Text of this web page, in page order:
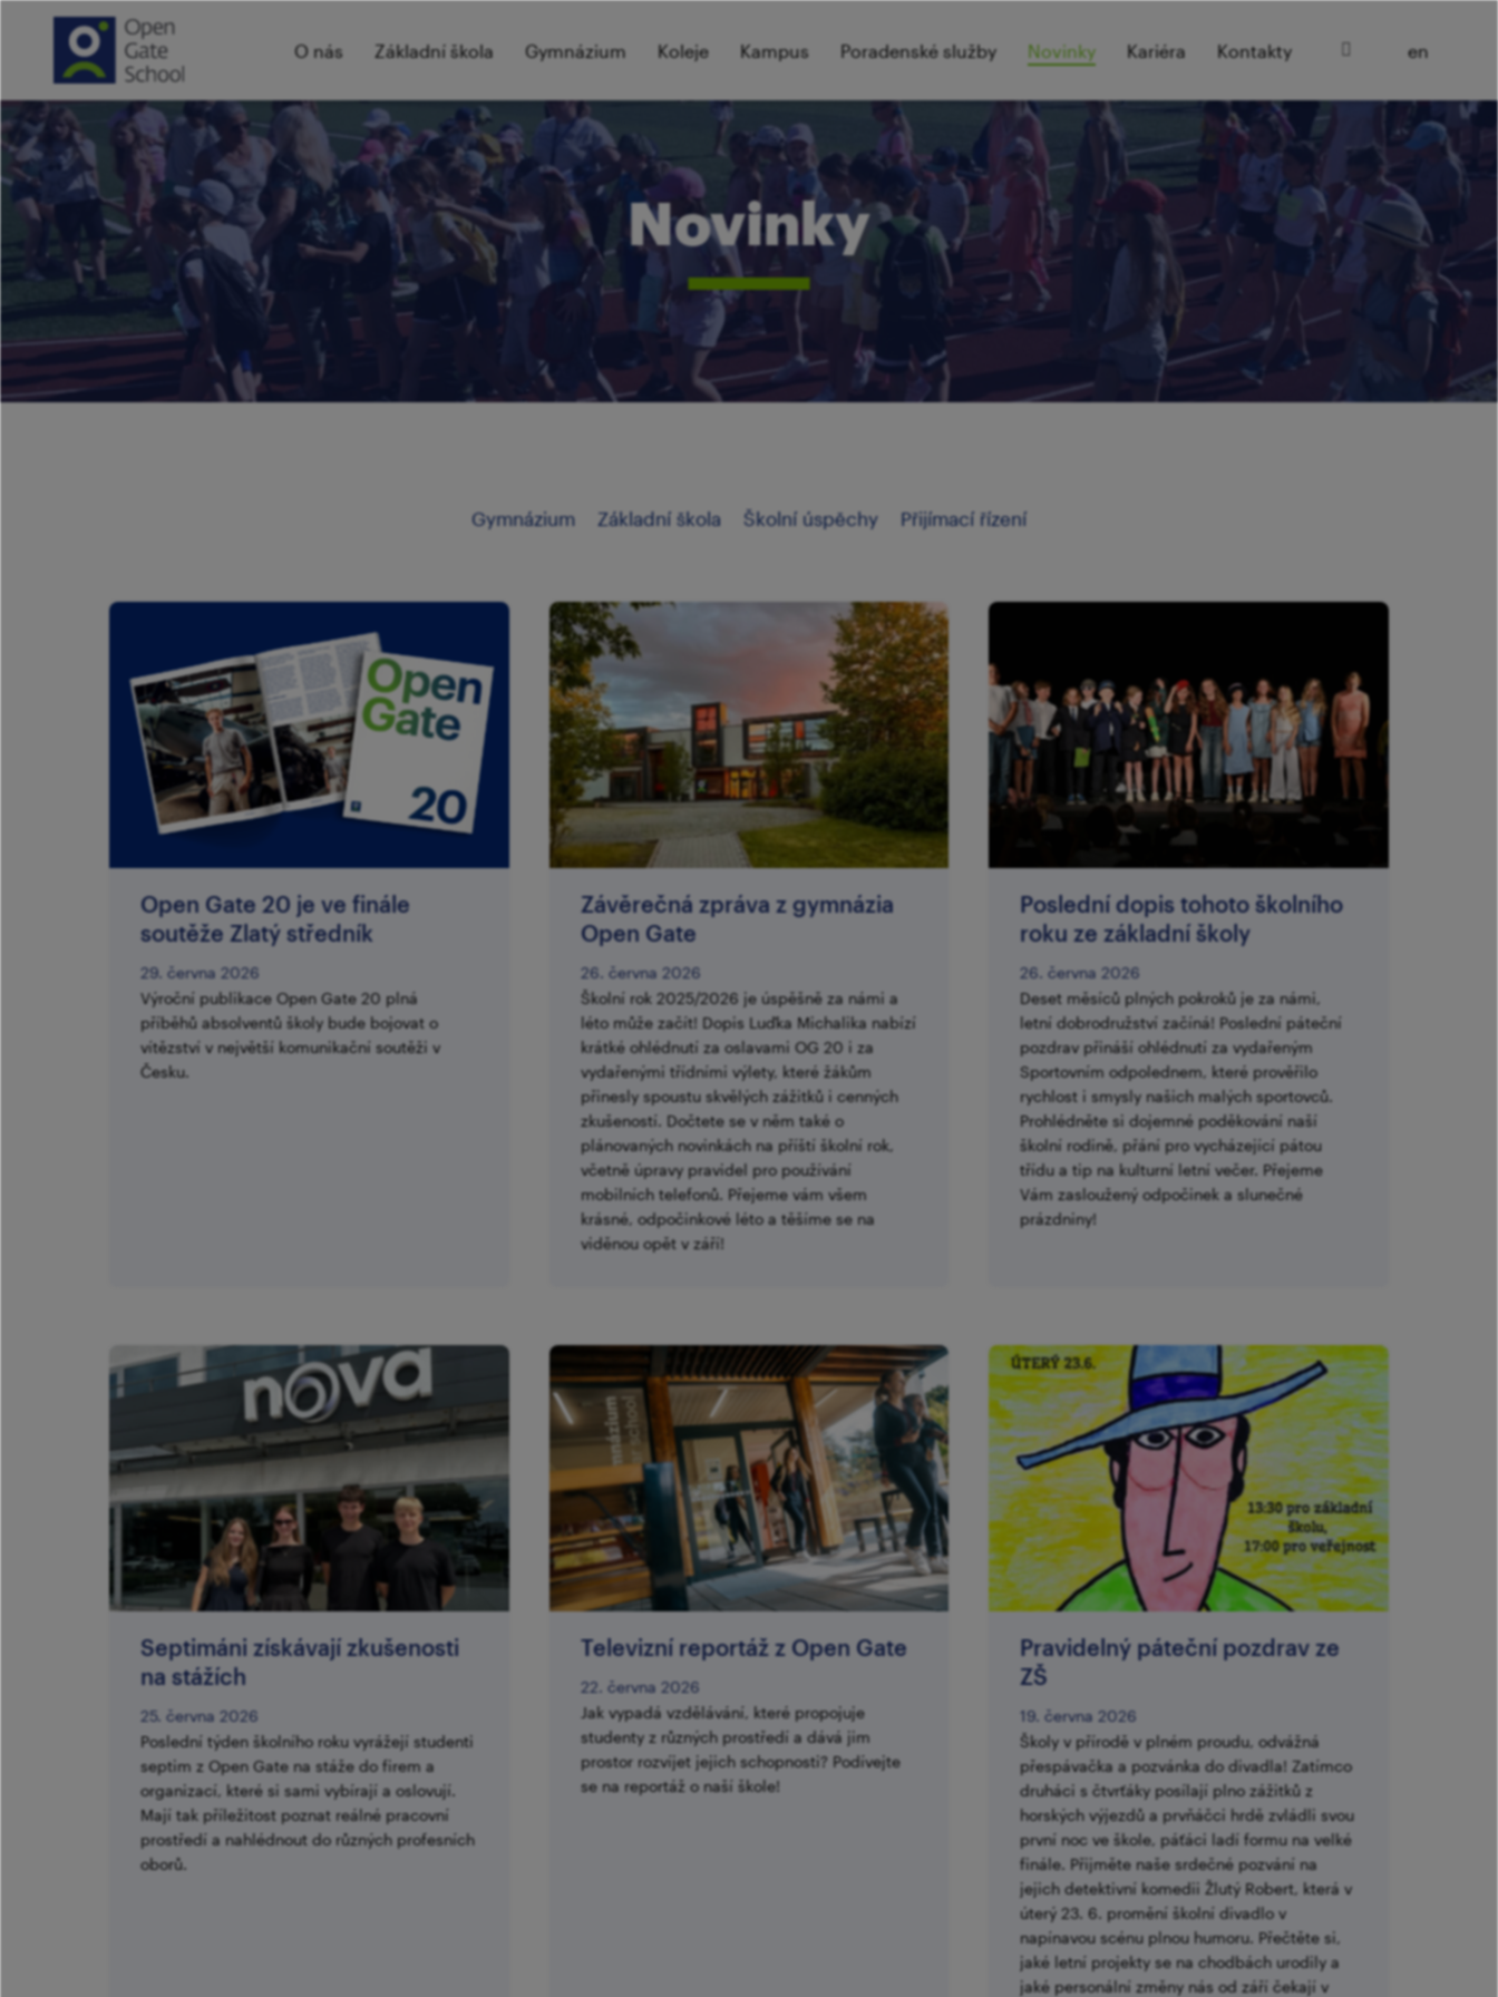
O nás Základní škola Gymnázium Koleje Kampus Poradenské služby Novinky Kariéra Kontakty cz
en
Novinky
Gymnázium Základní škola Školní úspěchy Přijímací řízení
Open Gate 20 je ve finále
soutěže Zlatý středník
29. června 2026
Výroční publikace Open Gate 20 plná
příběhů absolventů školy bude bojovat o
vítězství v největší komunikační soutěži v
Česku.
Závěrečná zpráva z gymnázia
Open Gate
26. června 2026
Školní rok 2025/2026 je úspěšně za námi a
léto může začít! Dopis Luďka Michalika nabízí
krátké ohlédnutí za oslavami OG 20 i za
vydařenými třídními výlety, které žákům
přinesly spoustu skvělých zážitků i cenných
zkušeností. Dočtete se v něm také o
plánovaných novinkách na příští školní rok,
včetně úpravy pravidel pro používání
mobilních telefonů. Přejeme vám všem
krásné, odpočinkové léto a těšíme se na
viděnou opět v září!
Poslední dopis tohoto školního
roku ze základní školy
26. června 2026
Deset měsíců plných pokroků je za námi,
letní dobrodružství začíná! Poslední páteční
pozdrav přináší ohlédnutí za vydařeným
Sportovním odpolednem, které prověřilo
rychlost i smysly našich malých sportovců.
Prohlédněte si dojemné poděkování naší
školní rodině, přání pro vycházející pátou
třídu a tip na kulturní letní večer. Přejeme
Vám zasloužený odpočinek a slunečné
prázdniny!
Septimáni získávají zkušenosti
na stážích
25. června 2026
Poslední týden školního roku vyrážejí studenti
septim z Open Gate na stáže do firem a
organizací, které si sami vybírají a oslovují.
Mají tak příležitost poznat reálné pracovní
prostředí a nahlédnout do různých profesních
oborů.
Televizní reportáž z Open Gate
22. června 2026
Jak vypadá vzdělávání, které propojuje
studenty z různých prostředí a dává jim
prostor rozvíjet jejich schopnosti? Podívejte
se na reportáž o naší škole!
Pravidelný páteční pozdrav ze
ZŠ
19. června 2026
Školy v přírodě v plném proudu, odvážná
přespávačka a pozvánka do divadla! Zatímco
druháci s čtvrťáky posílají plno zážitků z
horských výjezdů a prvňáčci hrdě zvládli svou
první noc ve škole, páťáci ladí formu na velké
finále. Přijměte naše srdečné pozvání na
jejich detektivní komedii Žlutý Robert, která v
úterý 23. 6. promění školní divadlo v
napínavou scénu plnou humoru. Přečtěte si,
jaké letní projekty se na chodbách urodily a
jaké personální změny nás od září čekají v